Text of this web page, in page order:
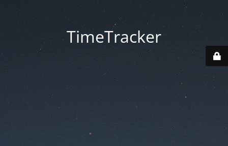
TimeTracker